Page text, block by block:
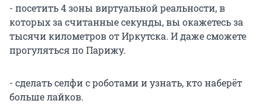
- посетить 4 зоны виртуальной реальности, в
которых за считанные секунды, вы окажетесь за
тысячи километров от Иркутска. И даже сможете
прогуляться по Парижу.
- сделать селфи с роботами и узнать, кто наберёт
больше лайков.